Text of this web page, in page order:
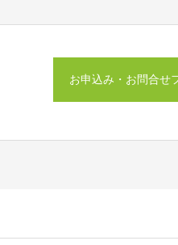
お申込み・お問合せ